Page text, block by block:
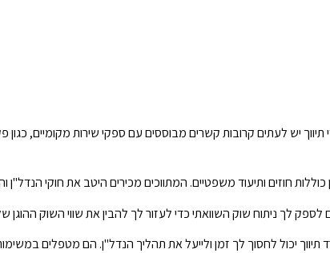
יש לעתים קרובות קשרים מבוססים עם ספקי שירות מקומיים,
חוזים ותיעוד משפטיים. המתווכים מכירים היטב את חוקי
לספק לך ניתוח שוק השוואתי כדי לעזור לך להבין את שווי השוק
תיווך יכול לחסוך לך זמן ולייעל את תהליך הנדל"ן. הם מטפלים